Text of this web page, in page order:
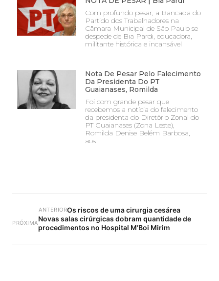
Com profundo pesar, a Bancada do
Partido dos Trabalhadores na
Câmara Municipal de São Paulo se
despede de Bia Pardi, educadora,
militante histórica e incansável
Nota De Pesar Pelo Falecimento
Da Presidenta Do PT
Guaianases, Romilda
Foi com grande pesar que
recebemos a notícia do falecimento
da presidenta do Diretório Zonal do
PT Guaianases (Zona Leste),
Romilda Denise Belém Barbosa,
aos
ANTERIOROs riscos de uma cirurgia cesárea
PRÓXIMANovas salas cirúrgicas dobram quantidade de
procedimentos no Hospital M’Boi Mirim